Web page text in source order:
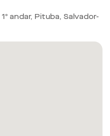
andar, Pituba, Salvador-